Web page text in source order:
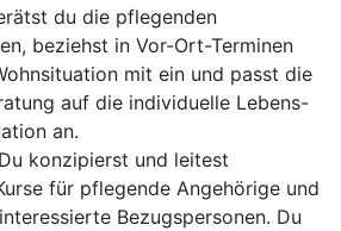
du die pflegenden
beziehst in Vor-Ort-Terminen
mit ein und passt die
auf die individuelle Lebens-
an.
Du konzipierst und leitest
für pflegende Angehörige und
Bezugspersonen. Du